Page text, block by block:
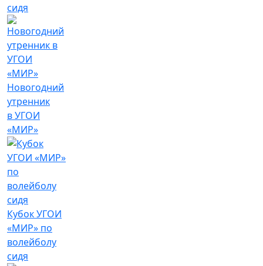
сидя
Новогодний
утренник
в УГОИ
«МИР»
Кубок УГОИ
«МИР» по
волейболу
сидя